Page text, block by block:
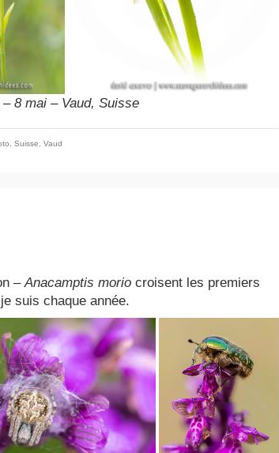
– 8 mai – Vaud, Suisse
,Suisse ,Vaud
–Anacamptis morio croisent les premiers
suis chaque année.